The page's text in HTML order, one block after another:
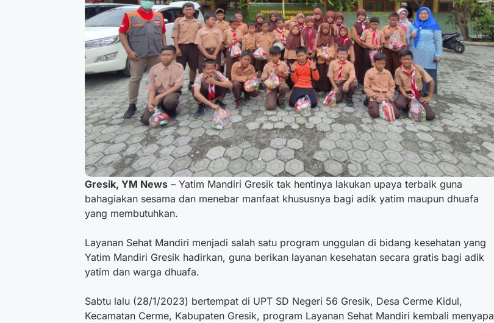
Gresik, YM News – Yatim Mandiri Gresik tak hentinya lakukan upaya terbaik guna
bahagiakan sesama dan menebar manfaat khususnya bagi adik yatim maupun dhuafa
yang membutuhkan.
Layanan Sehat Mandiri menjadi salah satu program unggulan di bidang kesehatan yang
Yatim Mandiri Gresik hadirkan, guna berikan layanan kesehatan secara gratis bagi adik
yatim dan warga dhuafa.
Sabtu lalu (28/1/2023) bertempat di UPT SD Negeri 56 Gresik, Desa Cerme Kidul,
Kecamatan Cerme, Kabupaten Gresik, program Layanan Sehat Mandiri kembali menyapa